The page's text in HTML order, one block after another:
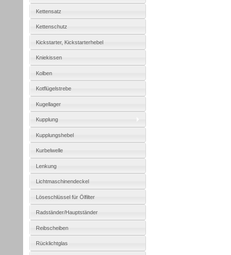
Kettensatz
Kettenschutz
Kickstarter, Kickstarterhebel
Kniekissen
Kolben
Kotflügelstrebe
Kugellager
Kupplung
Kupplungshebel
Kurbelwelle
Lenkung
Lichtmaschinendeckel
Löseschlüssel für Ölfilter
Radständer/Hauptständer
Reibscheiben
Rücklichtglas